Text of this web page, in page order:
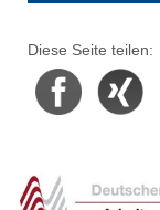
Diese Seite teilen:
Facebook Xing